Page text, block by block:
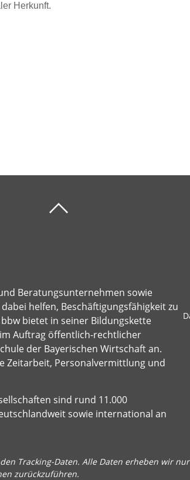
Herkunft.
Beratungsunternehmen sowie
helfen, Beschäftigungsfähigkeit zu
bietet in seiner Bildungskette
Auftrag öffentlich-rechtlicher
der Bayerischen Wirtschaft an.
Zeitarbeit, Personalvermittlung und
sind rund 11.000
sowie international an
Tracking-Daten. Alle Daten erheben wir
zurückzuführen.